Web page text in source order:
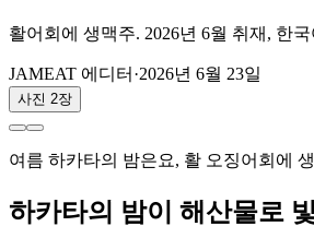
활어회에 생맥주. 2026년 6월 취재, 한
JAMEAT 에디터 ·2026년 6월 23일
사진 2장
여름 하카타의 밤은요, 활 오징어회에
하카타의 밤이 해산물로